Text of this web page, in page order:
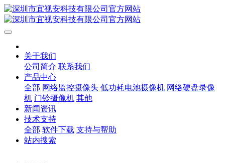
关于我们
公司简介 联系我们
产品中心
全部 网络监控摄像头 低功耗电池摄像机 网络硬盘录像
机 门铃摄像机 其他
新闻资讯
技术支持
全部 软件下载 支持与帮助
站内搜索